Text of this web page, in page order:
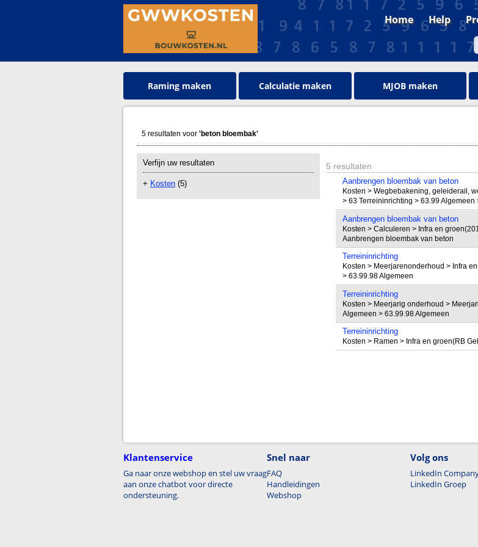
Home Help
Raming maken Calculatie maken MJOB maken
5 resultaten voor 'beton bloembak'
Verfijn uw resultaten
+ Kosten (5)
5 resultaten
Aanbrengen bloembak van beton
Kosten > Wegbebakening, geleiderail,
> 63 Terreininrichting > 63.99
Aanbrengen bloembak van beton
Kosten > Calculeren > Infra en
Aanbrengen bloembak van beton
Terreininrichting
Kosten > Meerjarenonderhoud > Infra
> 63.99.98 Algemeen
Terreininrichting
Kosten > Meerjarig onderhoud >
Algemeen > 63.99.98 Algemeen
Terreininrichting
Kosten > Ramen > Infra en groen(RB
Klantenservice
Ga naar onze webshop en stel uw vraag
aan onze chatbot voor directe
ondersteuning.
Snel naar
FAQ
Handleidingen
Webshop
Volg ons
LinkedIn
LinkedIn Groep